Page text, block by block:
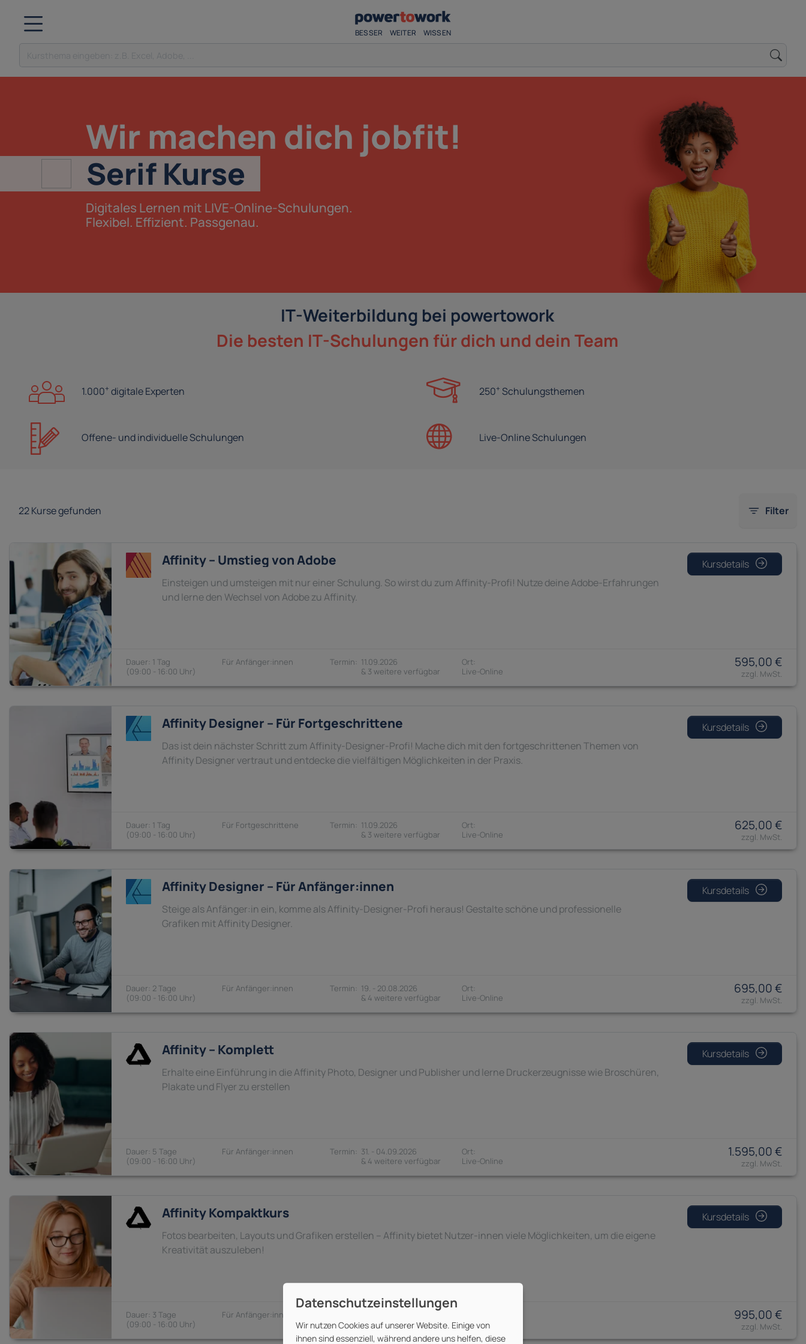
BESSER WEITER WISSEN
Wir machen dich jobfit!
Serif Kurse
Digitales Lernen mit LIVE-Online-Schulungen.
Flexibel. Effizient. Passgenau.
IT-Weiterbildung bei powertowork
Die besten IT-Schulungen für dich und dein Team
1.000+ digitale Experten 250+ Schulungsthemen
Offene- undindividuelle Schulungen Live-OnlineSchulungen
22Kurse gefunden Filter
Affinity – Umstieg von Adobe
Einsteigen und umsteigen mit nur einer Schulung. So wirst du zum Affinity-Profi! Nutze deine Adobe-Erfahrungen
und lerne den Wechsel von Adobe zu Affinity.
1 Tag
09:00 - 16:00
Anfänger:innen
Kursdetails
11.09.2026
& 3 weitere verfügbar
595,00 €
Affinity Designer – Für Fortgeschrittene
Das ist dein nächster Schritt zum Affinity-Designer-Profi! Mache dich mit den fortgeschrittenen Themen von
Affinity Designer vertraut und entdecke die vielfältigen Möglichkeiten in der Praxis.
1 Tag
09:00 - 16:00
Fortgeschrittene
Kursdetails
11.09.2026
& 3 weitere verfügbar
625,00 €
Affinity Designer – Für Anfänger:innen
Steige als Anfänger:in ein, komme als Affinity-Designer-Profi heraus! Gestalte schöne und professionelle
Grafiken mit Affinity Designer.
2 Tage
09:00 - 16:00
Anfänger:innen
Kursdetails
19. - 20.08.2026
& 4 weitere verfügbar
695,00 €
Affinity – Komplett
Erhalte eine Einführung in die Affinity Photo, Designer und Publisher und lerne Druckerzeugnisse wie Broschüren,
Plakate und Flyer zu erstellen
5 Tage
09:00 - 16:00
Anfänger:innen
Kursdetails
31. - 04.09.2026
& 4 weitere verfügbar
1.595,00 €
Affinity Kompaktkurs
Fotos bearbeiten, Layouts und Grafiken erstellen – Affinity bietet Nutzer-innen viele Möglichkeiten, um die eigene
Kreativität auszuleben!
3 Tage
09:00 - 16:00
Anfänger:innen
Kursdetails
& 4 weitere verfügbar
995,00 €
Wir nutzen Cookies auf unserer Website. Einige von
ihnen sind essenziell, während andere uns helfen, diese